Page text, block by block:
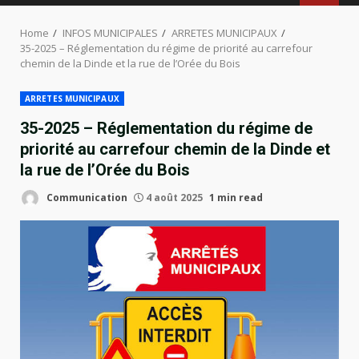
Home INFOS MUNICIPALES
ARRETES MUNICIPAUX
35-2025 – Réglementation du régime de priorité au carrefour
chemin de la Dinde et la rue de l’Orée du Bois
ARRETES MUNICIPAUX
35-2025 – Réglementation du régime de
priorité au carrefour chemin de la Dinde et
la rue de l’Orée du Bois
Communication 4 août 2025 1 min read